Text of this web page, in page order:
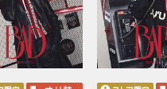
その他詳細はこちらをご確認
※初回プレス分のみの封入特典と
了承ください。